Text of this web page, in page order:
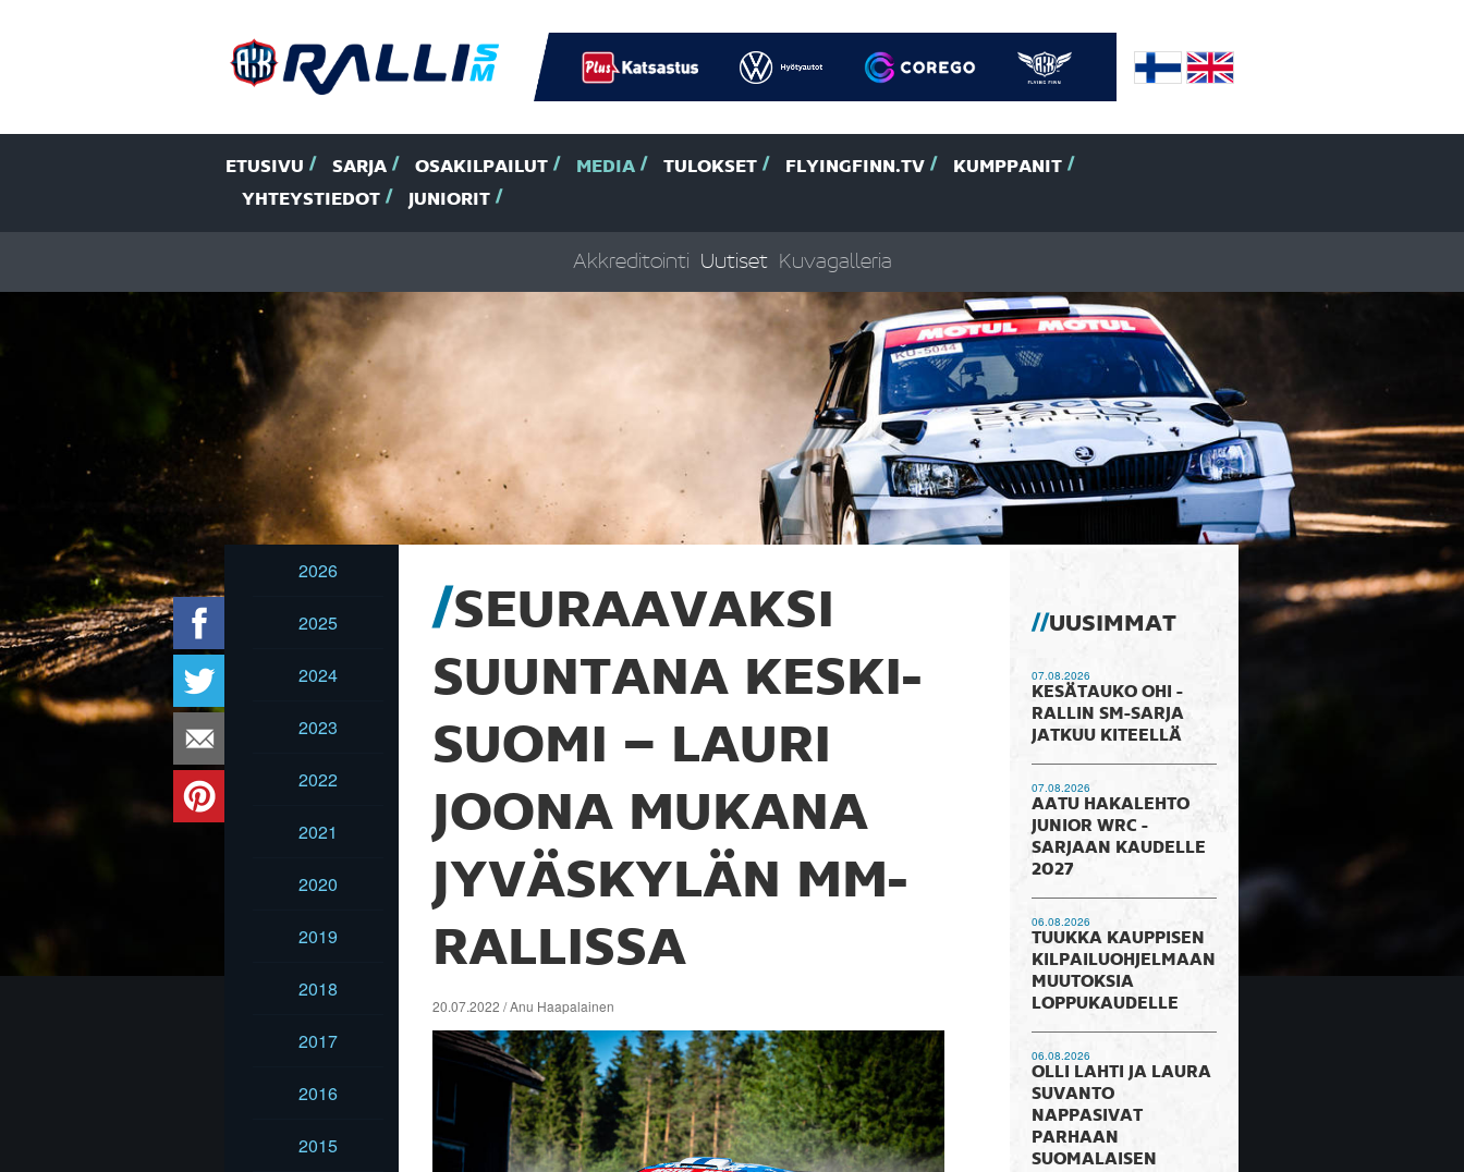
ETUSIVU SARJA OSAKILPAILUT MEDIA TULOKSET FLYINGFINN.TV
KUMPPANIT
YHTEYSTIEDOT
JUNIORIT
Akkreditointi Uutiset Kuvagalleria
2026
2025
2024
2023
2022
2021
2020
2019
2018
2017
2016
2015
SEURAAVAKSI
SUUNTANA KESKI-
SUOMI – LAURI
JOONA MUKANA
JYVÄSKYLÄN MM-
RALLISSA
20.07.2022 / Anu Haapalainen
UUSIMMAT
07.08.2026
KESÄTAUKO OHI -
RALLIN SM-SARJA
JATKUU KITEELLÄ
07.08.2026
AATU HAKALEHTO
JUNIOR WRC -
SARJAAN KAUDELLE
2027
06.08.2026
TUUKKA KAUPPISEN
KILPAILUOHJELMAAN
MUUTOKSIA
LOPPUKAUDELLE
06.08.2026
OLLI LAHTI JA LAURA
SUVANTO
NAPPASIVAT
PARHAAN
SUOMALAISEN